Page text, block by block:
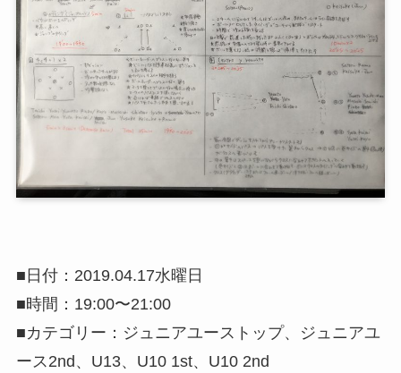
■日付：2019.04.17水曜日
■時間：19:00〜21:00
■カテゴリー：ジュニアユーストップ、ジュニアユ
ース2nd、U13、U10 1st、U10 2nd